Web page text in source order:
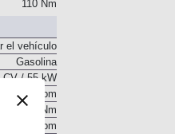
110 Nm
el vehículo
Gasolina
CV / 55 kW
5.600 rpm
110 Nm
4.000 rpm